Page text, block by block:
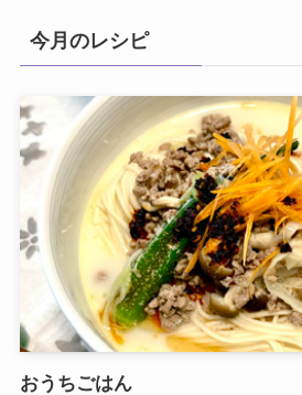
今月のレシピ
おうちごはん